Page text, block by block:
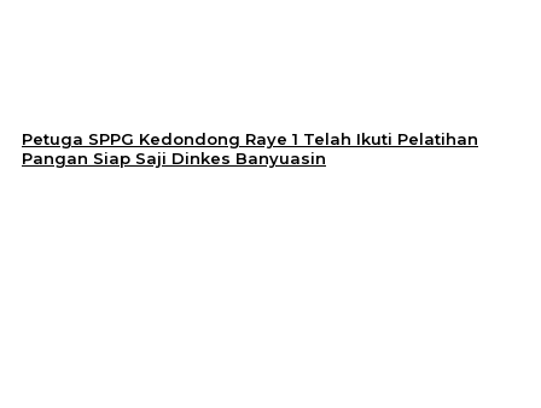
Petuga SPPG Kedondong Raye 1 Telah Ikuti Pelatihan
Pangan Siap Saji Dinkes Banyuasin